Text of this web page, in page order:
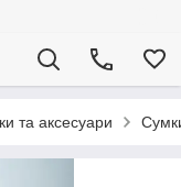
та аксесуари